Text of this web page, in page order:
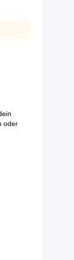
oder